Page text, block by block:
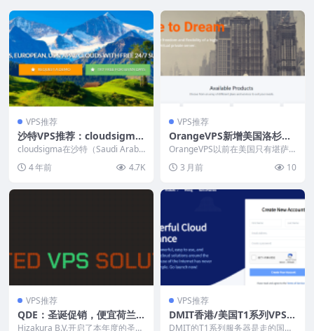
VPS推荐
沙特VPS推荐：cloudsigm
a，$15/月起，云服务器支持
自定义任意配置
cloudsigma在沙特（Saudi Arabi
自...4 年前 4.7K
VPS推荐
OrangeVPS新增美国洛杉矶
AMDVPS，另有东京/新加
坡/香港DC1/香港DC2/堪萨
斯机房，1.69美元/月起，支
持支付宝/微信支付/银联/Pa
OrangeVPS以前在美国只有堪萨
国土著使用，到...
3 月前 10
VPS推荐
QDE：圣诞促销，便宜荷兰V
PS低至€12.95/年，2G内存/
Hizakura B.V.开启了本年度的圣诞
VPS推荐
DMIT香港/美国T1系列VPS月
付9折季付7折限时促销，TY
DMIT的T1系列服务器是走的国际